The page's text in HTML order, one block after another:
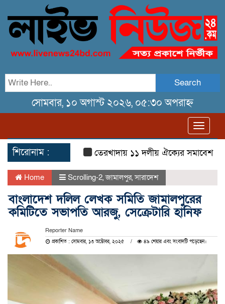
Search
সোমবার, ১০ অগাস্ট ২০২৬, ০৫:৩০ অপরাহ্ন
শিরোনাম : তেরখাদায় ১১ দলীয় ঐক্যের সমাবেশ ও গণ
Home Scrolling-2,জামালপুর,সারাদেশ
বাংলাদেশ দলিল লেখক সমিতি জামালপুরের
কমিটিতে সভাপতি আরজু, সেক্রেটারি হানিফ
Reporter Name
প্রকাশিত : সোমবার, ১৩ অক্টোবর, ২০২৫ ৪৯ শেয়ার এবং সংবাদটি পড়েছেন।